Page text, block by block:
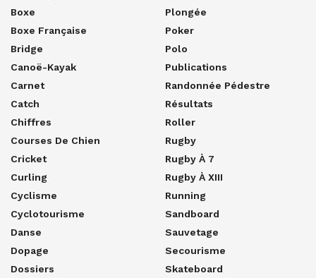
Boxe
Boxe Française
Bridge
Canoë-Kayak
Carnet
Catch
Chiffres
Courses De Chien
Cricket
Curling
Cyclisme
Cyclotourisme
Danse
Dopage
Dossiers
Plongée
Poker
Polo
Publications
Randonnée Pédestre
Résultats
Roller
Rugby
Rugby À 7
Rugby À XIII
Running
Sandboard
Sauvetage
Secourisme
Skateboard